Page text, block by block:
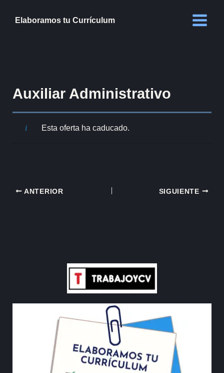
Elaboramos tu Currículum
Auxiliar Administrativo
Esta oferta ha caducado.
ANTERIOR SIGUIENTE